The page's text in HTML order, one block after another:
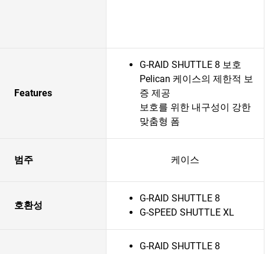
Features
G-RAID SHUTTLE 8 보호
Pelican 케이스의 제한적 보
증 제공
보호를 위한 내구성이 강한
맞춤형 폼
범주 케이스
호환성
G-RAID SHUTTLE 8
G-SPEED SHUTTLE XL
G-RAID SHUTTLE 8